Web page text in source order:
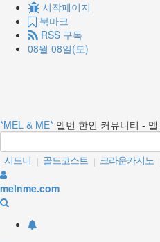
시작페이지
북마크
RSS 구독
08월 08일(토)
*MEL & ME* 멜번 한인 커뮤니티 -
시드니 | 골드코스트 | 크라운카지노
melnme.com